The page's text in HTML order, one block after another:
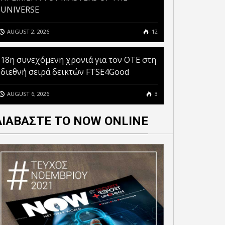
UNIVERSE
AUGUST 2, 2026 12
18η συνεχόμενη χρονιά για τον ΟΤΕ στη
διεθνή σειρά δεικτών FTSE4Good
AUGUST 6, 2026 3
ΤΟ NOW ONLINE